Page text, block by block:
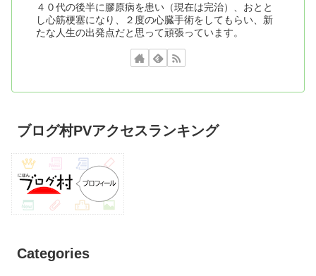
４０代の後半に膠原病を患い（現在は完治）、おとと
し心筋梗塞になり、２度の心臓手術をしてもらい、新
たな人生の出発点だと思って頑張っています。
ブログ村PVアクセスランキング
Categories